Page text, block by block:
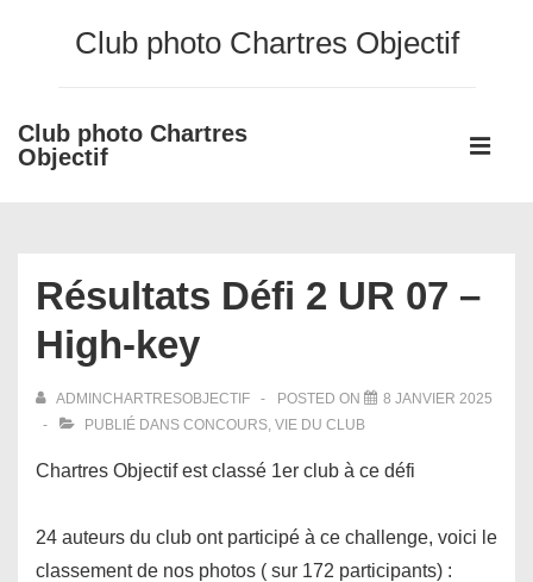
principal
Club photo Chartres Objectif
Club photo Chartres
Objectif
Main
Résultats Défi 2 UR 07 –
High-key
ADMINCHARTRESOBJECTIF POSTED ON
8 JANVIER 2025
PUBLIÉ DANS CONCOURS, VIE DU CLUB
Chartres Objectif est classé 1er club à ce défi
24 auteurs du club ont participé à ce challenge, voici le
classement de nos photos ( sur 172 participants) :